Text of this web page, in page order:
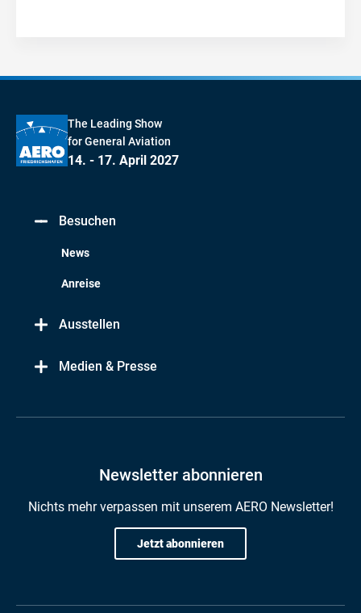
The Leading Show
for General Aviation
14. - 17. April 2027
Besuchen
News
Anreise
Ausstellen
Medien & Presse
Newsletter abonnieren
Nichts mehr verpassen mit unserem AERO Newsletter!
Jetzt abonnieren